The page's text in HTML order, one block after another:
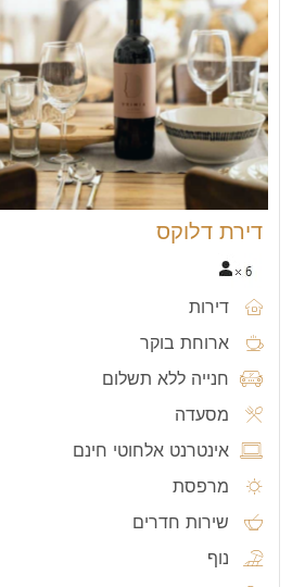
דירת דלוקס
דירות
ארוחת בוקר
חנייה ללא תשלום
מסעדה
אינטרנט אלחוטי חינם
מרפסת
שירות חדרים
נוף